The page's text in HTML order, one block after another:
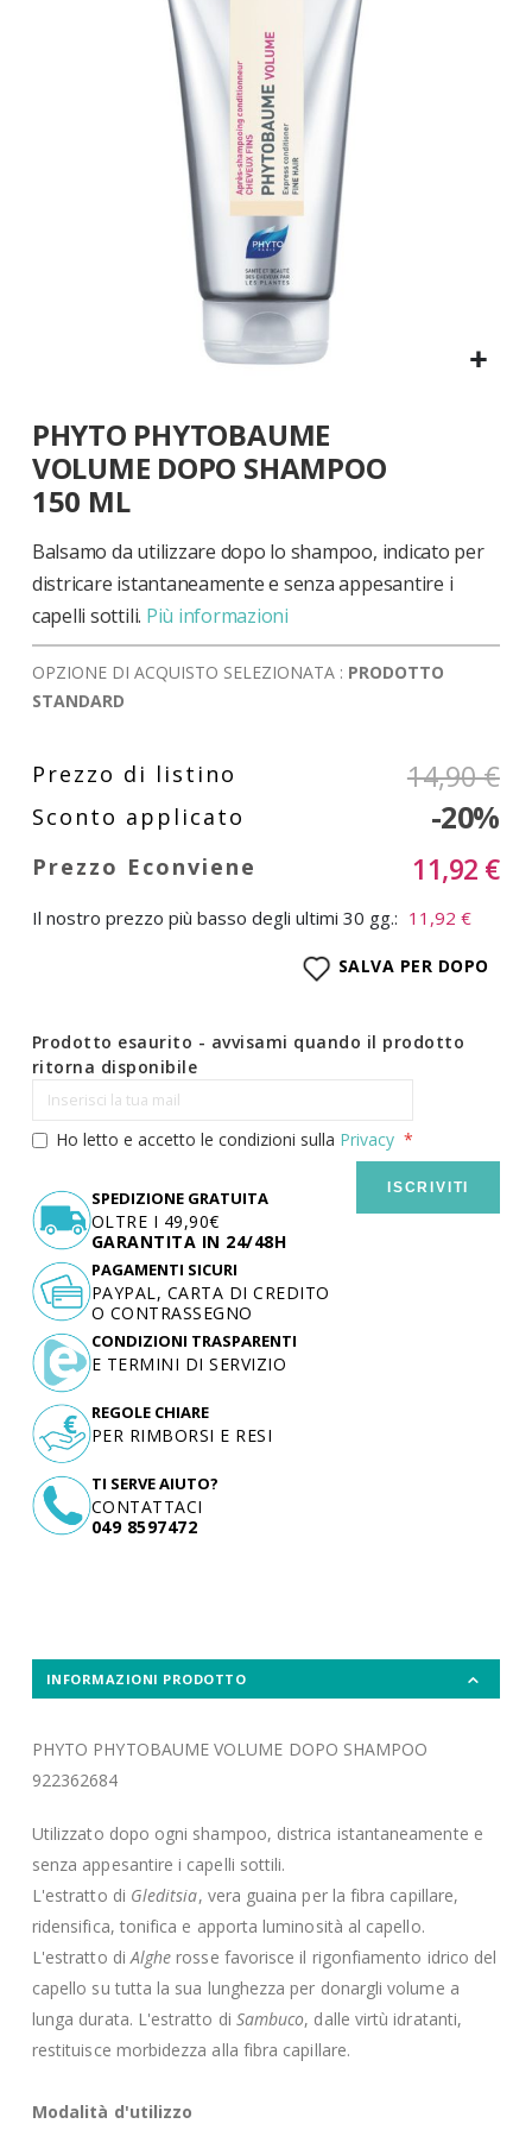
all'inizio
della
galleria
di
PHYTO PHYTOBAUME
VOLUME DOPO SHAMPOO
150 ML
Balsamo da utilizzare dopo lo shampoo, indicato per
districare istantaneamente e senza appesantire i
capelli sottili. Più informazioni
OPZIONE DI ACQUISTO SELEZIONATA : PRODOTTO
STANDARD
14,90 €
-20%
11,92 €
Il nostro prezzo più basso degli ultimi 30 gg.: 11,92 €
SALVA PER DOPO
Prodotto esaurito - avvisami quando il prodotto
ritorna disponibile
Ho letto e accetto le condizioni sulla Privacy
ISCRIVITI
SPEDIZIONE GRATUITA
OLTRE I 49,90€
GARANTITA IN 24/48H
TI SERVE AIUTO?
CONTATTACI
049 8597472
PAGAMENTI SICURI
PAYPAL, CARTA DI CREDITO
O CONTRASSEGNO
CONDIZIONI TRASPARENTI
E TERMINI DI SERVIZIO
REGOLE CHIARE
PER RIMBORSI E RESI
INFORMAZIONI PRODOTTO
PHYTO PHYTOBAUME VOLUME DOPO SHAMPOO
922362684
Utilizzato dopo ogni shampoo, districa istantaneamente e
senza appesantire i capelli sottili.
L'estratto di Gleditsia, vera guaina per la fibra capillare,
ridensifica, tonifica e apporta luminosità al capello.
L'estratto diAlghe rosse favorisce il rigonfiamento idrico del
capello su tutta la sua lunghezza per donargli volume a
lunga durata. L'estratto di Sambuco, dalle virtù idratanti,
restituisce morbidezza alla fibra capillare.
Modalità d'utilizzo